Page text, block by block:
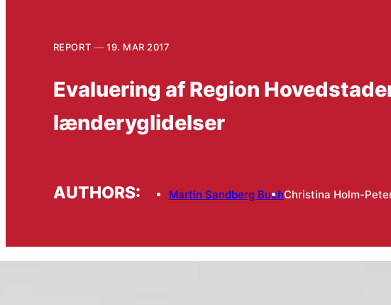
REPORT 19. MAR 2017
Evaluering af Region
lænderyglidelser
AUTHORS: Martin Sandberg BuchChristina Holm-